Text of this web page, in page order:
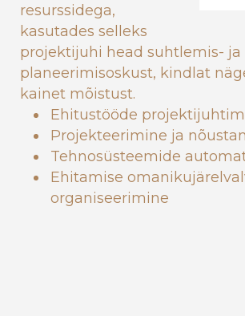
resurssidega,
kasutades selleks
projektijuhi head suhtlemis- ja
planeerimisoskust, kindlat
kainet mõistust.
Ehitustööde
Projekteerimine ja
Tehnosüsteemide
Ehitamise
organiseerimine